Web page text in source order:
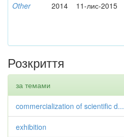
Other 2014 11-лис-2015
Розкриття
за темами
commercialization of scientific d...
exhibition